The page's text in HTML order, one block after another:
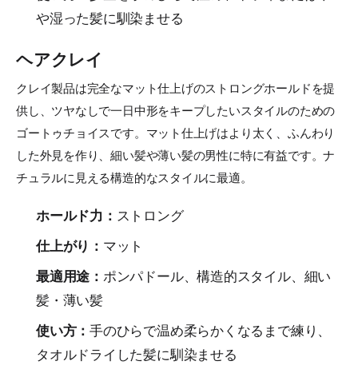
や湿った髪に馴染ませる
ヘアクレイ
クレイ製品は完全なマット仕上げのストロングホールドを提
供し、ツヤなしで一日中形をキープしたいスタイルのための
ゴートゥチョイスです。マット仕上げはより太く、ふんわり
した外見を作り、細い髪や薄い髪の男性に特に有益です。ナ
チュラルに見える構造的なスタイルに最適。
ホールド力： ストロング
仕上がり： マット
最適用途： ポンパドール、構造的スタイル、細い
髪・薄い髪
使い方：手のひらで温め柔らかくなるまで練り、
タオルドライした髪に馴染ませる